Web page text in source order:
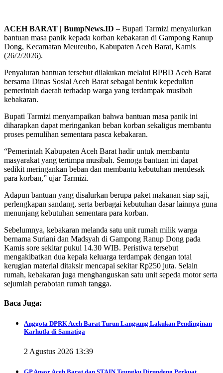
ACEH BARAT | BumpNews.ID – Bupati Tarmizi menyalurkan
bantuan masa panik kepada korban kebakaran di Gampong Ranup
Dong, Kecamatan Meureubo, Kabupaten Aceh Barat, Kamis
(26/2/2026).
Penyaluran bantuan tersebut dilakukan melalui BPBD Aceh Barat
bersama Dinas Sosial Aceh Barat sebagai bentuk kepedulian
pemerintah daerah terhadap warga yang terdampak musibah
kebakaran.
Bupati Tarmizi menyampaikan bahwa bantuan masa panik ini
diharapkan dapat meringankan beban korban sekaligus membantu
proses pemulihan sementara pasca kebakaran.
“Pemerintah Kabupaten Aceh Barat hadir untuk membantu
masyarakat yang tertimpa musibah. Semoga bantuan ini dapat
sedikit meringankan beban dan membantu kebutuhan mendesak
para korban,” ujar Tarmizi.
Adapun bantuan yang disalurkan berupa paket makanan siap saji,
perlengkapan sandang, serta berbagai kebutuhan dasar lainnya guna
menunjang kebutuhan sementara para korban.
Sebelumnya, kebakaran melanda satu unit rumah milik warga
bernama Suriani dan Madsyah di Gampong Ranup Dong pada
Kamis sore sekitar pukul 14.30 WIB. Peristiwa tersebut
mengakibatkan dua kepala keluarga terdampak dengan total
kerugian material ditaksir mencapai sekitar Rp250 juta. Selain
rumah, kebakaran juga menghanguskan satu unit sepeda motor serta
sejumlah perabotan rumah tangga.
Baca Juga:
Anggota DPRK Aceh Barat Turun Langsung Lakukan Pendinginan
Karhutla di Samatiga
2 Agustus 2026 13:39